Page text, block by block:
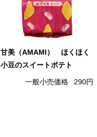
甘美（AMAMI） ほくほく
小豆のスイートポテト
一般小売価格 290円